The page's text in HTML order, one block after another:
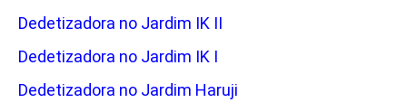
Dedetizadora no Jardim IK II
Dedetizadora no Jardim IK I
Dedetizadora no Jardim Haruji